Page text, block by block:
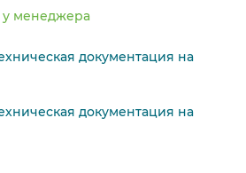
у менеджера
документация на
документация на